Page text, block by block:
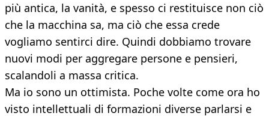
più antica, la vanità, e spesso ci restituisce non ciò
che la macchina sa, ma ciò che essa crede
vogliamo sentirci dire. Quindi dobbiamo trovare
nuovi modi per aggregare persone e pensieri,
scalandoli a massa critica.
Ma io sono un ottimista. Poche volte come ora ho
visto intellettuali di formazioni diverse parlarsi e